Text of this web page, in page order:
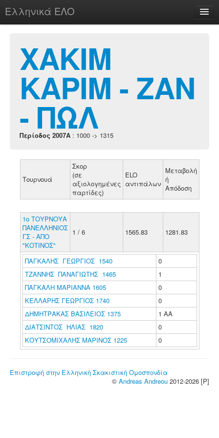
Ελληνικά ΕΛΟ
chesstu.be @ discord
Login
ΧΑΚΙΜ
ΚΑΡΙΜ - ΖΑΝ
- ΠΩΛ
Περίοδος 2007A : 1000 -> 1315
Τουρνουά
Σκορ
(σε
αξιολογημένες
παρτίδες)
ELO
αντιπάλων
Μεταβολή
ή
Απόδοση
1ο ΤΟΥΡΝΟΥΑ
ΠΑΝΕΛΛΗΝΙΟΣ
ΓΣ - ΑΠΟ
"ΚΟΤΙΝΟΣ"
1 / 6 1565.83 1281.83
ΠΑΓΚΑΛΗΣ ΓΕΩΡΓΙΟΣ 1540
0
ΤΖΑΝΝΗΣ ΠΑΝΑΓΙΩΤΗΣ 1465
1
ΠΑΓΚΑΛΗ ΜΑΡΙΑΝΝΑ 1605
0
ΚΕΛΛΑΡΗΣ ΓΕΩΡΓΙΟΣ 1740
0
ΔΗΜΗΤΡΑΚΑΣ ΒΑΣΙΛΕΙΟΣ 1375
1 ΑΑ
ΔΙΑΤΣΙΝΤΟΣ ΗΛΙΑΣ 1820
0
ΚΟΥΤΣΟΜΙΧΑΛΗΣ ΜΑΡΙΝΟΣ 1225
0
Επιστροφή στην Ελληνική Σκακιστική Ομοσπονδία
© Andreas Andreou 2012-2026 [P]